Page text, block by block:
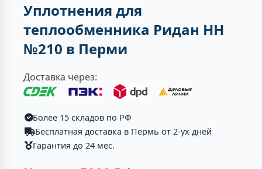
Уплотнения для
теплообменника Ридан НН
№210 в Перми
Доставка через:
Более 15 складов по РФ
Бесплатная доставка в Пермь от 2-ух дней
Гарантия до 24 мес.